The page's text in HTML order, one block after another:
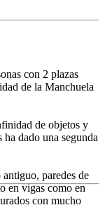
con 2 plazas
de la Manchuela
de objetos y
ha dado una segunda
paredes de
en vigas como en
con mucho